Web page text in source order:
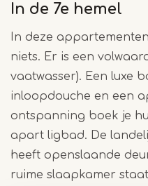
In de 7e hemel
In deze
niets. Er is een
vaatwasser). Een luxe
inloopdouche en een
ontspanning boek je
apart ligbad. De
heeft openslaande
ruime slaapkamer